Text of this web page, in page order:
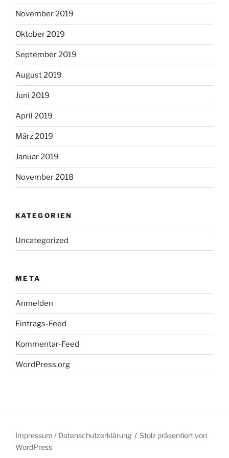
November 2019
Oktober 2019
September 2019
August 2019
Juni 2019
April 2019
März 2019
Januar 2019
November 2018
KATEGORIEN
Uncategorized
META
Anmelden
Eintrags-Feed
Kommentar-Feed
WordPress.org
Impressum / Datenschutzerklärung
Stolz präsentiert von
WordPress